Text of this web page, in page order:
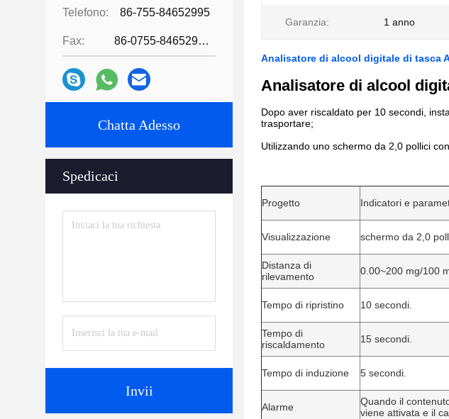
Telefono: 86-755-84652995
Fax: 86-0755-84652995
Chatta Adesso
Spedicaci
Invii
Garanzia: 1 anno
Analisatore di alcool digitale di tasca
Analisatore di alcool
Dopo aver riscaldato per 10 secondi,
trasportare;
Utilizzando uno schermo da 2,0 pollici
Progetto Indicatori e
Visualizzazione schermo da 2,0
Distanza di
rilevamento
0.00~200 mg/100
Tempo di ripristino 10 secondi.
Tempo di
riscaldamento
15 secondi.
Tempo di induzione 5 secondi.
Alarme
Quando il
viene attivata e il